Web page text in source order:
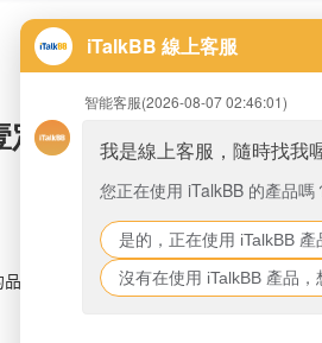
定服!(多圖)
牌發家史，為什麽它們可以推陳出新？甚